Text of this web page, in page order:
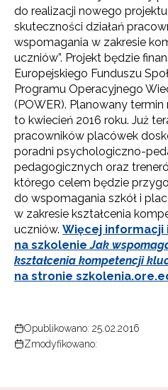
do realizacji nowego
skuteczności działań
wspomagania w zakresie
uczniów”. Projekt będzie
Europejskiego Funduszu
Programu Operacyjnego
(POWER). Planowany
to kwiecień 2016 roku. Już
pracowników placówek
poradni psychologiczno-
pedagogicznych oraz
którego celem będzie
do wspomagania szkół i
w zakresie kształcenia
uczniów. Więcej informacji
na szkolenieJak
kształcenia kompetencji
na stronie
Opublikowano: 25.02.2016
Zmodyfikowano: